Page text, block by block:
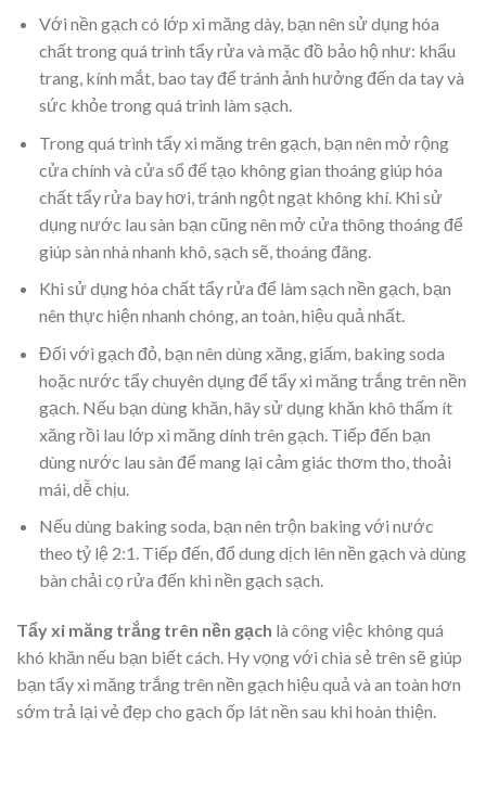
Với nền gạch có lớp xi măng dày, bạn nên sử dụng hóa
chất trong quá trình tẩy rửa và mặc đồ bảo hộ như: khẩu
trang, kính mắt, bao tay để tránh ảnh hưởng đến da tay và
sức khỏe trong quá trình làm sạch.
Trong quá trình tẩy xi măng trên gạch, bạn nên mở rộng
cửa chính và cửa sổ để tạo không gian thoáng giúp hóa
chất tẩy rửa bay hơi, tránh ngột ngạt không khí. Khi sử
dụng nước lau sàn bạn cũng nên mở cửa thông thoáng để
giúp sàn nhà nhanh khô, sạch sẽ, thoáng đãng.
Khi sử dụng hóa chất tẩy rửa để làm sạch nền gạch, bạn
nên thực hiện nhanh chóng, an toàn, hiệu quả nhất.
Đối với gạch đỏ, bạn nên dùng xăng, giấm, baking soda
hoặc nước tẩy chuyên dụng để tẩy xi măng trắng trên nền
gạch. Nếu bạn dùng khăn, hãy sử dụng khăn khô thấm ít
xăng rồi lau lớp xi măng dính trên gạch. Tiếp đến bạn
dùng nước lau sàn để mang lại cảm giác thơm tho, thoải
mái, dễ chịu.
Nếu dùng baking soda, bạn nên trộn baking với nước
theo tỷ lệ 2:1. Tiếp đến, đổ dung dịch lên nền gạch và dùng
bàn chải cọ rửa đến khi nền gạch sạch.
Tẩy xi măng trắng trên nền gạch là công việc không quá
khó khăn nếu bạn biết cách. Hy vọng với chia sẻ trên sẽ giúp
bạn tẩy xi măng trắng trên nền gạch hiệu quả và an toàn hơn
sớm trả lại vẻ đẹp cho gạch ốp lát nền sau khi hoàn thiện.